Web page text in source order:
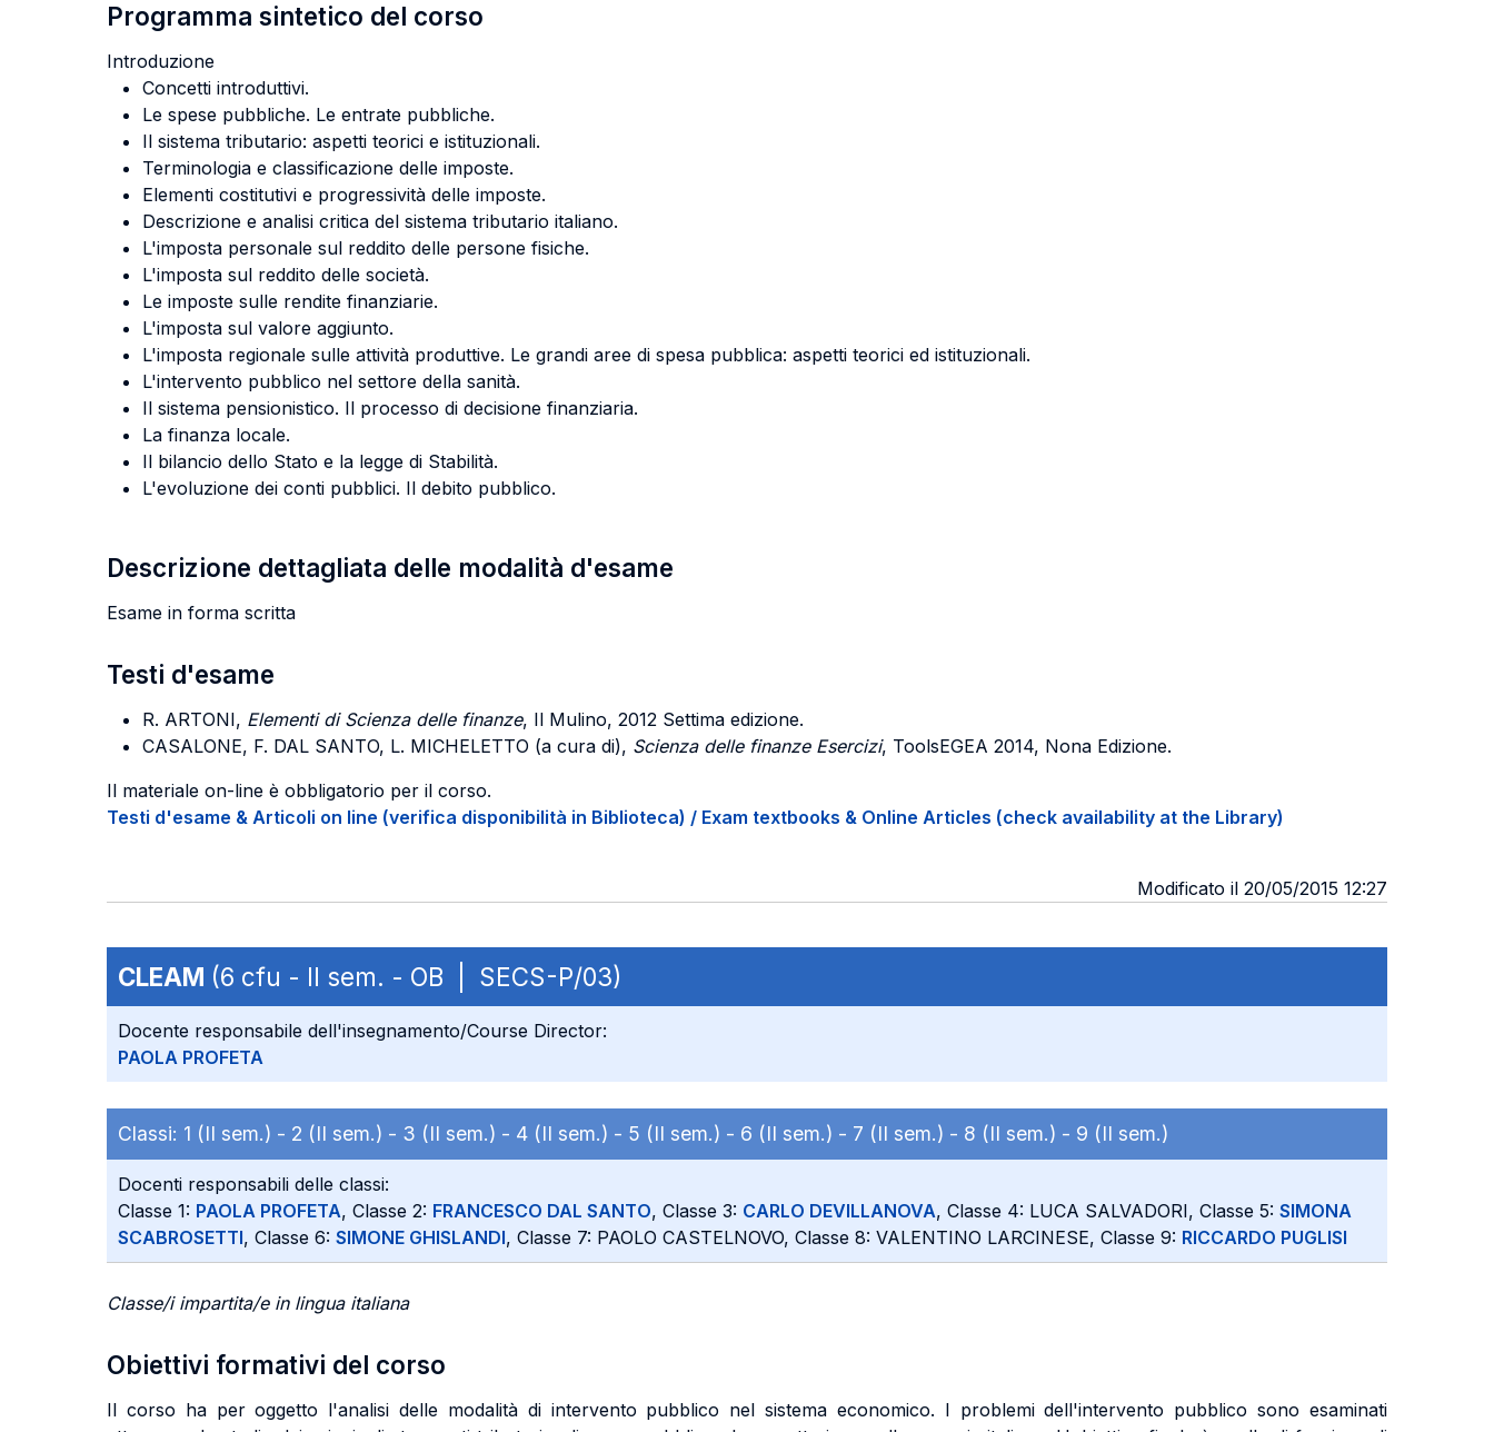
Programma sintetico del corso
Introduzione
Concetti introduttivi.
Le spese pubbliche. Le entrate pubbliche.
Il sistema tributario: aspetti teorici e istituzionali.
Terminologia e classificazione delle imposte.
Elementi costitutivi e progressività delle imposte.
Descrizione e analisi critica del sistema tributario italiano.
L'imposta personale sul reddito delle persone fisiche.
L'imposta sul reddito delle società.
Le imposte sulle rendite finanziarie.
L'imposta sul valore aggiunto.
L'imposta regionale sulle attività produttive. Le grandi aree di spesa pubblica: aspetti teorici ed istituzionali.
L'intervento pubblico nel settore della sanità.
Il sistema pensionistico. Il processo di decisione finanziaria.
La finanza locale.
Il bilancio dello Stato e la legge di Stabilità.
L'evoluzione dei conti pubblici. Il debito pubblico.
Descrizione dettagliata delle modalità d'esame
Esame in forma scritta
Testi d'esame
R. ARTONI, Elementi di Scienza delle finanze, Il Mulino, 2012 Settima edizione.
CASALONE, F. DAL SANTO, L. MICHELETTO (a cura di), Scienza delle finanze Esercizi, ToolsEGEA 2014, Nona Edizione.
Il materiale on-line è obbligatorio per il corso.
Testi d'esame & Articoli on line (verifica disponibilità in Biblioteca) / Exam textbooks & Online Articles (check availability at the Library)
Modificato il 20/05/2015 12:27
CLEAM (6 cfu - II sem. - OB | SECS-P/03)
Docente responsabile dell'insegnamento/Course Director:
PAOLA PROFETA
Classi: 1 (II sem.) - 2 (II sem.) - 3 (II sem.) - 4 (II sem.) - 5 (II sem.) - 6 (II sem.) - 7 (II sem.) - 8 (II sem.) - 9 (II sem.)
Docenti responsabili delle classi:
Classe 1: PAOLA PROFETA, Classe 2: FRANCESCO DAL SANTO, Classe 3: CARLO DEVILLANOVA, Classe 4: LUCA SALVADORI, Classe 5: SIMONA
SCABROSETTI, Classe 6: SIMONE GHISLANDI, Classe 7: PAOLO CASTELNOVO, Classe 8: VALENTINO LARCINESE, Classe 9: RICCARDO PUGLISI
Classe/i impartita/e in lingua italiana
Obiettivi formativi del corso
Il corso ha per oggetto l'analisi delle modalità di intervento pubblico nel sistema economico. I problemi dell'intervento pubblico sono esaminati